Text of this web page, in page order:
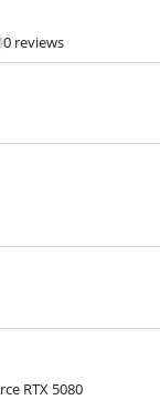
0 reviews
RTX 5080